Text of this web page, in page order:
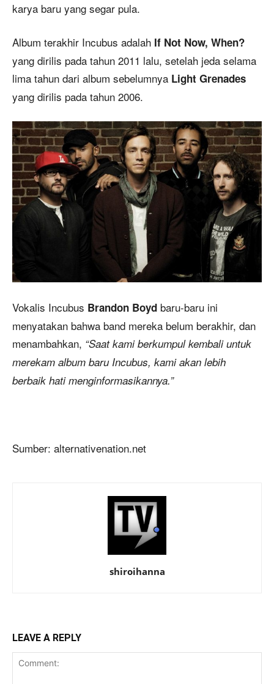
karya baru yang segar pula.
Album terakhir Incubus adalah If Not Now, When?
yang dirilis pada tahun 2011 lalu, setelah jeda selama
lima tahun dari album sebelumnya Light Grenades
yang dirilis pada tahun 2006.
Vokalis Incubus Brandon Boyd baru-baru ini
menyatakan bahwa band mereka belum berakhir, dan
menambahkan, “Saat kami berkumpul kembali untuk
merekam album baru Incubus, kami akan lebih
berbaik hati menginformasikannya.”
Sumber: alternativenation.net
shiroihanna
LEAVE A REPLY